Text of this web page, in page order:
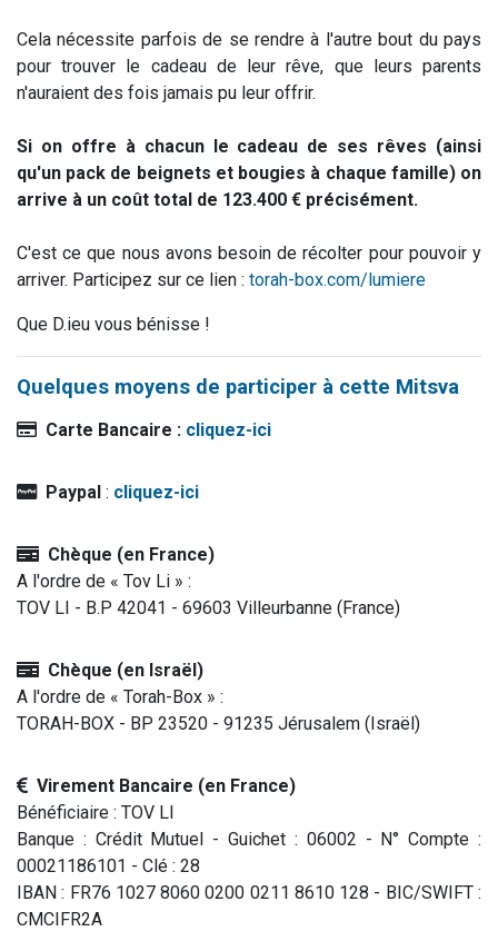
Cela nécessite parfois de se rendre à l'autre bout du pays
pour trouver le cadeau de leur rêve, que leurs parents
n'auraient des fois jamais pu leur offrir.
Si on offre à chacun le cadeau de ses rêves (ainsi
qu'un pack de beignets et bougies à chaque famille) on
arrive à un coût total de 123.400 € précisément.
C'est ce que nous avons besoin de récolter pour pouvoir y
arriver. Participez sur ce lien : torah-box.com/lumiere
Que D.ieu vous bénisse !
Quelques moyens de participer à cette Mitsva
Carte Bancaire : cliquez-ici
Paypal : cliquez-ici
Chèque (en France)
A l'ordre de « Tov Li » :
TOV LI - B.P 42041 - 69603 Villeurbanne (France)
Chèque (en Israël)
A l'ordre de « Torah-Box » :
TORAH-BOX - BP 23520 - 91235 Jérusalem (Israël)
Virement Bancaire (en France)
Bénéficiaire : TOV LI
Banque : Crédit Mutuel - Guichet : 06002 - N° Compte :
00021186101 - Clé : 28
IBAN : FR76 1027 8060 0200 0211 8610 128 - BIC/SWIFT :
CMCIFR2A